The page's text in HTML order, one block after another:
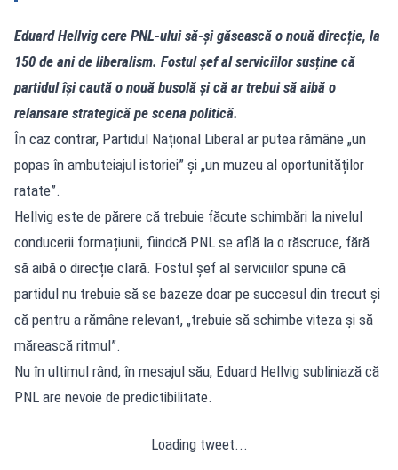
Eduard Hellvig cere PNL-ului să-și găsească o nouă direcție, la
150 de ani de liberalism. Fostul șef al serviciilor susține că
partidul își caută o nouă busolă și că ar trebui să aibă o
relansare strategică pe scena politică.
În caz contrar, Partidul Național Liberal ar putea rămâne „un
popas în ambuteiajul istoriei” și „un muzeu al oportunităților
ratate”.
Hellvig este de părere că trebuie făcute schimbări la nivelul
conducerii formațiunii, fiindcă PNL se află la o răscruce, fără
să aibă o direcție clară. Fostul șef al serviciilor spune că
partidul nu trebuie să se bazeze doar pe succesul din trecut și
că pentru a rămâne relevant, „trebuie să schimbe viteza și să
mărească ritmul”.
Nu în ultimul rând, în mesajul său, Eduard Hellvig subliniază că
PNL are nevoie de predictibilitate.
Loading tweet...